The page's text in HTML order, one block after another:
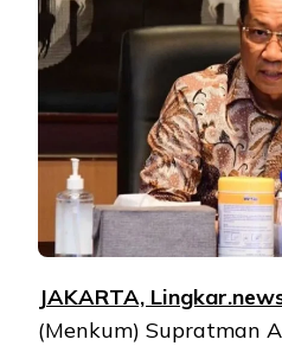
JAKARTA,
(Menkum) Supratman